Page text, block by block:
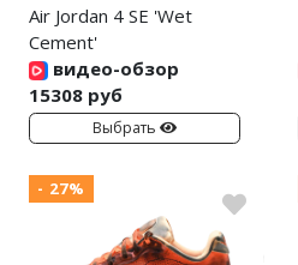
Air Jordan 4 SE 'Wet
Cement'
видео-обзор
15308 руб
Выбрать
- 27%